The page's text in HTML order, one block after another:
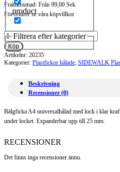
product
Filtrera efter kategorier
Fraktkostnad: Från 99,00 Sek
För returer se våra köpvillkor
Bälgficka
A4
med
lock
Köp
Artikelnr: 20235
Kategorier: Plastfickor hålade SIDEWALK
Beskrivning
Recensioner (0)
Bälgficka A4 universalhålad med lock i klar
under locket. Expanderbar upp till 25 mm.
RECENSIONER
Det finns inga recensioner ännu.